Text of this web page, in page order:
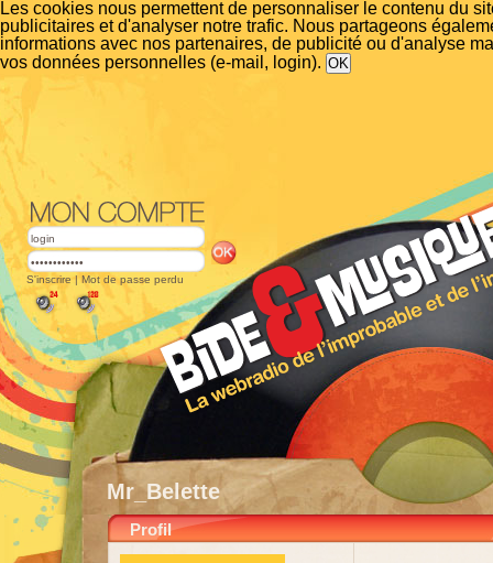
Les cookies nous permettent de personnaliser le contenu du
publicitaires et d'analyser notre trafic. Nous partageons
informations avec nos partenaires, de publicité ou d'analyse
vos données personnelles (e-mail, login).
S'inscrire | Mot de passe perdu
Mr_Belette
Profil